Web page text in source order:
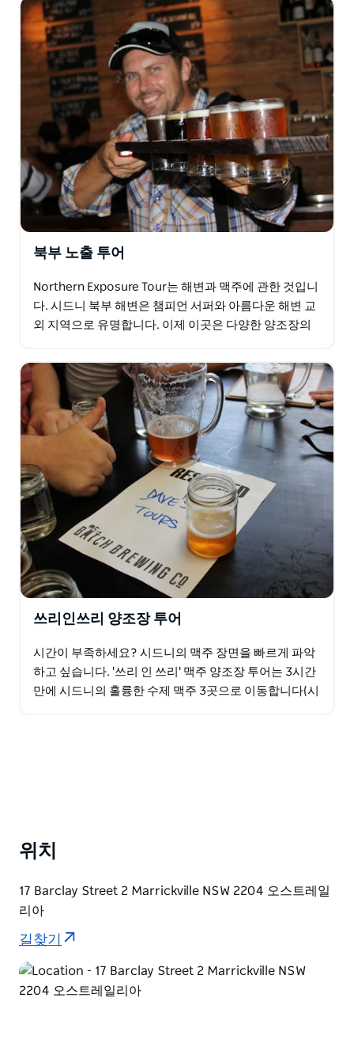
북부 노출 투어
Northern Exposure Tour는 해변과 맥주에 관한 것입니
다. 시드니 북부 해변은 챔피언 서퍼와 아름다운 해변 교
외 지역으로 유명합니다. 이제 이곳은 다양한 양조장의
쓰리인쓰리 양조장 투어
시간이 부족하세요? 시드니의 맥주 장면을 빠르게 파악
하고 싶습니다. '쓰리 인 쓰리' 맥주 양조장 투어는 3시간
만에 시드니의 훌륭한 수제 맥주 3곳으로 이동합니다(시
위치
17 Barclay Street 2 Marrickville NSW 2204 오스트레일
리아
길찾기